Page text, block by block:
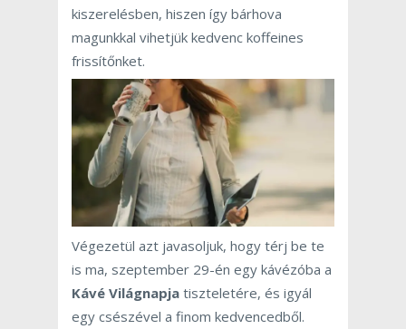
kiszerelésben, hiszen így bárhova
magunkkal vihetjük kedvenc koffeines
frissítőnket.
Végezetül azt javasoljuk, hogy térj be te
is ma, szeptember 29-én egy kávézóba a
Kávé Világnapja tiszteletére, és igyál
egy csészével a finom kedvencedből.